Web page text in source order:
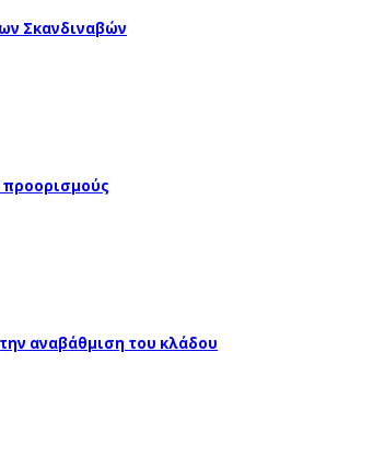
Σκανδιναβών
προορισμούς
αναβάθμιση του κλάδου